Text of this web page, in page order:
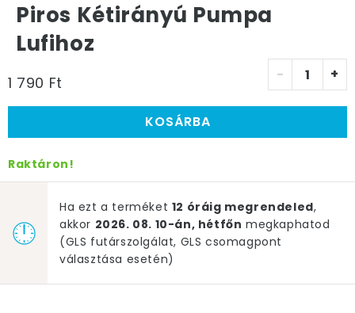
Piros Kétirányú Pumpa
Lufihoz
1 790 Ft - +
KOSÁRBA
Raktáron!
Ha ezt a terméket 12 óráig megrendeled,
akkor 2026. 08. 10-án, hétfőn megkaphatod
(GLS futárszolgálat, GLS csomagpont
választása esetén)